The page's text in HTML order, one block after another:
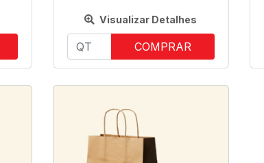
Visualizar Detalhes
COMPRAR